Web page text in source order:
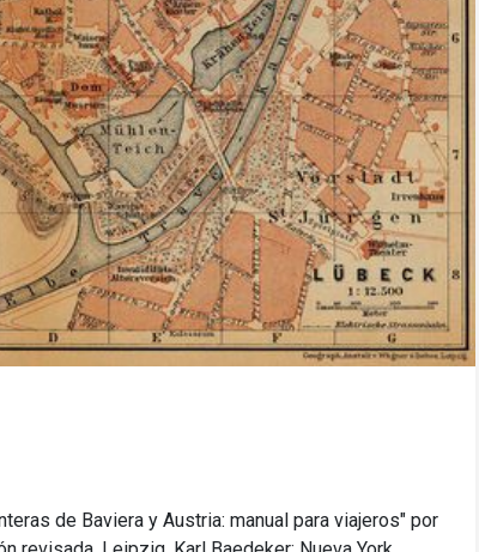
de Baviera y Austria: manual para viajeros" por